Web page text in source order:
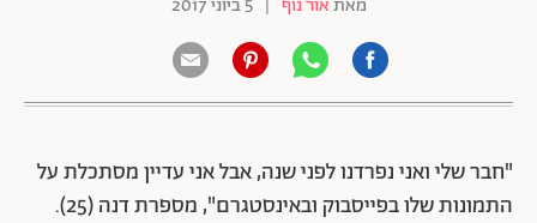
מאתאור נוף | 5 ביוני 2017
"חבר שלי ואני נפרדנו לפני שנה, אבל אני עדיין מסתכלת על
התמונות שלו בפייסבוק ובאינסטגרם", מספרת דנה (25).